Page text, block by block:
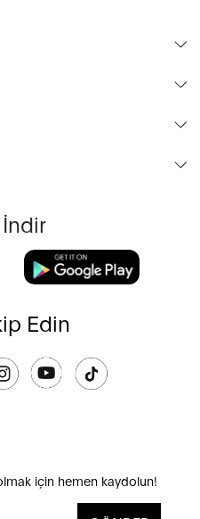
Edin
için hemen kaydolun!